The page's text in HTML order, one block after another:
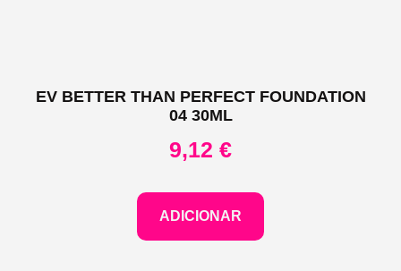
EV BETTER THAN PERFECT FOUNDATION
04 30ML
9,12 €
ADICIONAR